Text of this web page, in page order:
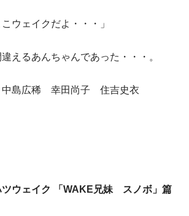
ウェイクだよ・・・」
えるあんちゃんであった・・・。
島広稀 幸田尚子 住吉史衣
ウェイク 「WAKE兄妹 スノボ」篇